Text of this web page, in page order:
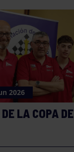
2026
LA COPA DE